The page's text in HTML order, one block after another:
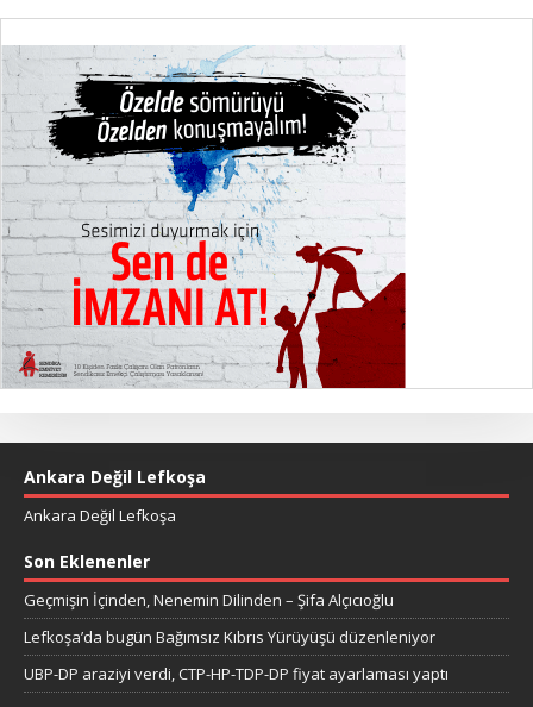
Ankara Değil Lefkoşa
Ankara Değil Lefkoşa
Son Eklenenler
Geçmişin İçinden, Nenemin Dilinden – Şifa Alçıcıoğlu
Lefkoşa’da bugün Bağımsız Kıbrıs Yürüyüşü düzenleniyor
UBP-DP araziyi verdi, CTP-HP-TDP-DP fiyat ayarlaması yaptı